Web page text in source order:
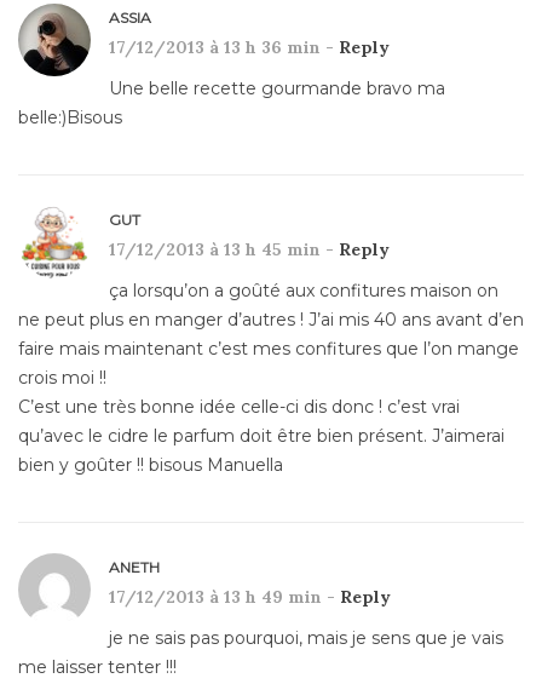
ASSIA
17/12/2013 à 13 h 36 min - Reply
Une belle recette gourmande bravo ma
belle:)Bisous
GUT
17/12/2013 à 13 h 45 min - Reply
ça lorsqu’on a goûté aux confitures maison on
ne peut plus en manger d’autres ! J’ai mis 40 ans avant d’en
faire mais maintenant c’est mes confitures que l’on mange
crois moi !!
C’est une très bonne idée celle-ci dis donc ! c’est vrai
qu’avec le cidre le parfum doit être bien présent. J’aimerai
bien y goûter !! bisous Manuella
ANETH
17/12/2013 à 13 h 49 min - Reply
je ne sais pas pourquoi, mais je sens que je vais
me laisser tenter !!!